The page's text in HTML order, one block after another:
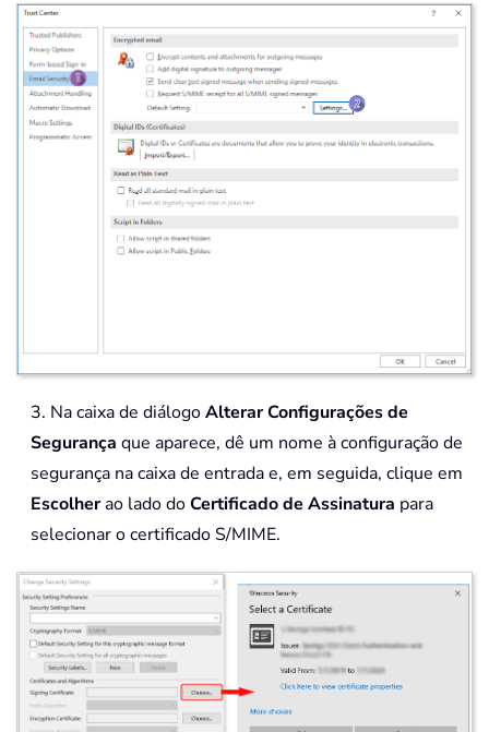
3. Na caixa de diálogoAlterar Configurações de
Segurança que aparece, dê um nome à configuração de
segurança na caixa de entrada e, em seguida, clique em
Escolherao lado doCertificado de Assinatura para
selecionar o certificado S/MIME.